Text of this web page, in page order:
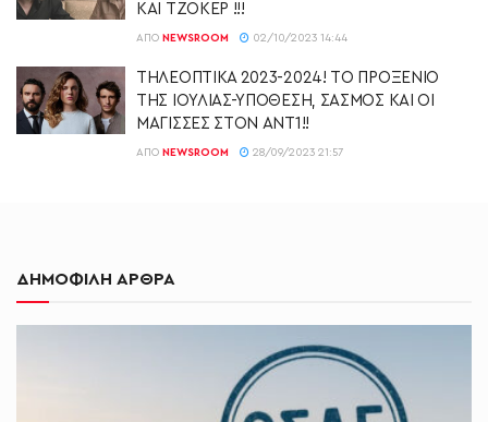
ΚΑΙ ΤΖΟΚΕΡ !!!
ΑΠΌ NEWSROOM 02/10/2023 14:44
ΤΗΛΕΟΠΤΙΚΑ 2023-2024! ΤΟ ΠΡΟΞΕΝΙΟ
ΤΗΣ ΙΟΥΛΙΑΣ-ΥΠΟΘΕΣΗ, ΣΑΣΜΟΣ ΚΑΙ ΟΙ
ΜΑΓΙΣΣΕΣ ΣΤΟΝ ΑΝΤ1!!
ΑΠΌ NEWSROOM 28/09/2023 21:57
ΔΗΜΟΦΙΛΗ ΑΡΘΡΑ